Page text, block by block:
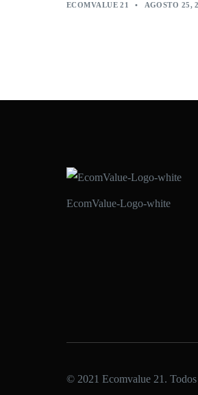
ECOMVALUE 21 • AGOSTO 25,
EcomValue-Logo-white
© 2021 Ecomvalue 21. Todos